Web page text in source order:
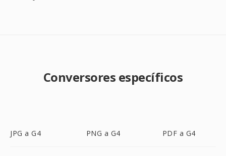
Conversores específicos
JPG a G4 PNG a G4 PDF a G4